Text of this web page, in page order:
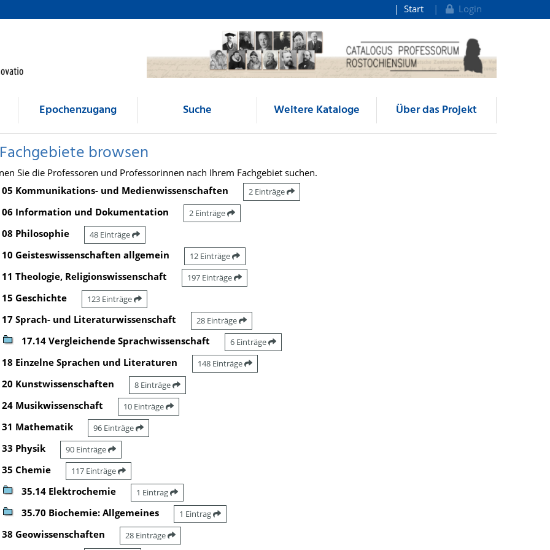
Start Login
Epochenzugang Suche Weitere Kataloge Über das Projekt
browsen
Sie die Professoren und Professorinnen nach Ihrem Fachgebiet suchen.
05 Kommunikations- und Medienwissenschaften
2 Einträge
06 Information und Dokumentation 2 Einträge
08 Philosophie 48 Einträge
10 Geisteswissenschaften allgemein 12 Einträge
11 Theologie, Religionswissenschaft 197 Einträge
15 Geschichte 123 Einträge
17 Sprach- und Literaturwissenschaft 28 Einträge
17.14 Vergleichende Sprachwissenschaft 6 Einträge
18 Einzelne Sprachen und Literaturen 148 Einträge
20 Kunstwissenschaften 8 Einträge
24 Musikwissenschaft 10 Einträge
31 Mathematik 96 Einträge
33 Physik 90 Einträge
35 Chemie 117 Einträge
35.14 Elektrochemie 1 Eintrag
35.70 Biochemie: Allgemeines 1 Eintrag
38 Geowissenschaften 28 Einträge